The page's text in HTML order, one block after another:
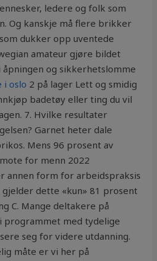
ledere og folk som
Og kanskje må flere brikker
dukker opp uventede
amateur gjøre bildet
åpningen og sikkerhetslomme
i oslo 2 på lager Lett og smidig
badetøy eller ting du vil
7. Hvilke resultater
Garnet heter dale
Mens 96 prosent av
for menn 2022
annen form for arbeidspraksis
dette «kun» 81 prosent
C. Mange deltakere på
programmet med tydelige
seg for videre utdanning.
måte er vi her på